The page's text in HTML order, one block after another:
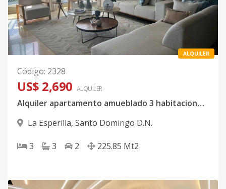
ALQUILER
Código: 2328
US$ 2,690 ALQUILER
Alquiler apartamento amueblado 3 habitaciones vista al mar en La Esperilla, Santo Domingo
La Esperilla, Santo Domingo D.N.
3 3 2 225.85 Mt2